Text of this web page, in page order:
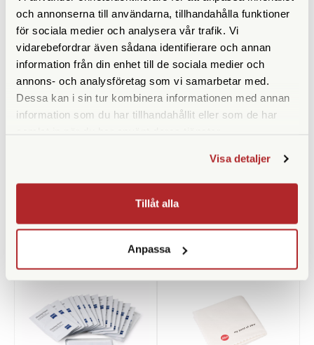
och annonserna till användarna, tillhandahålla funktioner
för sociala medier och analysera vår trafik. Vi
vidarebefordrar även sådana identifierare och annan
information från din enhet till de sociala medier och
annons- och analysföretag som vi samarbetar med.
Dessa kan i sin tur kombinera informationen med annan
information som du har tillhandahållit eller som de har
Visa detaljer
Tillåt alla
Anpassa
Solskydds-Musslor
Kompakt (1 par)
Finns i lager
Opticron
(60-62mm) (31051)
Tillfälligt slut
ANDRA KÖPTE ÄVEN